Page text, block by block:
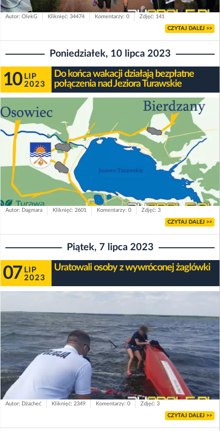
Autor: OlekG Kliknięć: 34474 Komentarzy: 0 Zdjęć: 141
CZYTAJ DALEJ >>
Poniedziałek, 10 lipca 2023
10 LIP
2023
Do końca wakacji działają bezpłatne
połączenia nad Jeziora Turawskie
Autor: Dagmara Kliknięć: 2601 Komentarzy: 0 Zdjęć: 3
CZYTAJ DALEJ >>
Piątek, 7 lipca 2023
07 LIP
2023
Uratowali osoby z wywróconej żaglówki
Autor: Dżacheć Kliknięć: 2349 Komentarzy: 0 Zdjęć: 3
CZYTAJ DALEJ >>